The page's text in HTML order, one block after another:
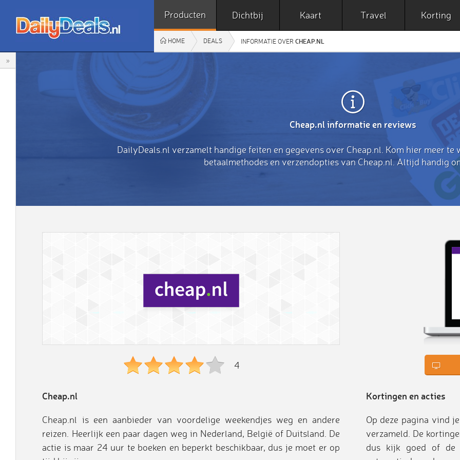
Producten Dichtbij Kaart Travel Korting
HOME DEALS INFORMATIE OVER CHEAP.NL
Cheap.nl informatie en reviews
DailyDeals.nl verzamelt handige feiten en gegevens over Cheap.nl. Kom hier meer
betaalmethodes en verzendopties van Cheap.nl. Altijd handig
4
Cheap.nl
Cheap.nl is een aanbieder van voordelige weekendjes weg en andere
reizen. Heerlijk een paar dagen weg in Nederland, België of Duitsland. De
actie is maar 24 uur te boeken en beperkt beschikbaar, dus je moet er op
Kortingen en acties
Op deze pagina vind
verzameld. De
dus kijk goed of de
»